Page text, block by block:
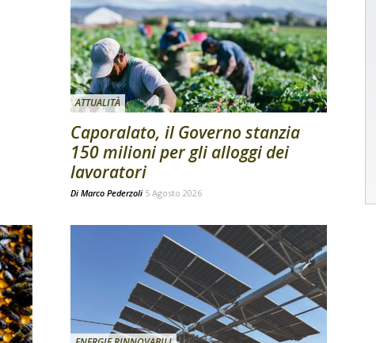
ATTUALITÀ
Caporalato, il Governo stanzia
150 milioni per gli alloggi dei
lavoratori
Di Marco Pederzoli 5 Agosto 2026